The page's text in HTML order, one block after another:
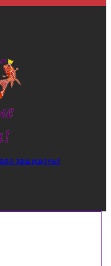
защищены!